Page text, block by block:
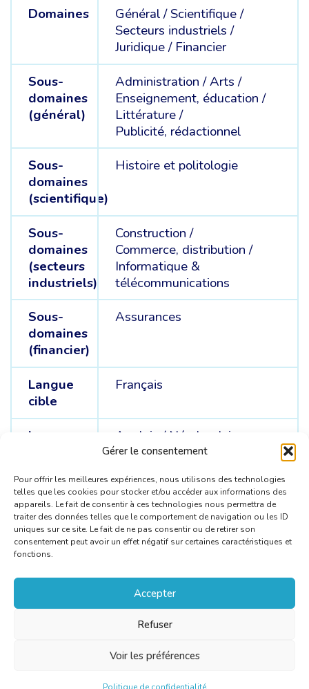
Gérer le consentement
Pour offrir les meilleures expériences, nous utilisons des technologies
telles que les cookies pour stocker et/ou accéder aux informations des
appareils. Le fait de consentir à ces technologies nous permettra de
traiter des données telles que le comportement de navigation ou les ID
uniques sur ce site. Le fait de ne pas consentir ou de retirer son
consentement peut avoir un effet négatif sur certaines caractéristiques et
fonctions.
Accepter
Refuser
Voir les préférences
Domaines Général /Scientifique /
Secteurs industriels /
Juridique / Financier
Sous-
domaines
(général)
Administration /Arts /
Enseignement, éducation /
Littérature /
Publicité, rédactionnel
Sous-
domaines
(scientifique)
Histoire et politologie
Sous-
domaines
(secteurs
industriels)
Construction /
Commerce, distribution /
Informatique &
télécommunications
Sous-
domaines
(financier)
Assurances
Langue
cible
Français
Langue
Anglais / Néerlandais